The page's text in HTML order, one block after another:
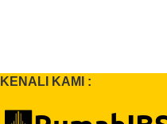
KENALI KAMI :